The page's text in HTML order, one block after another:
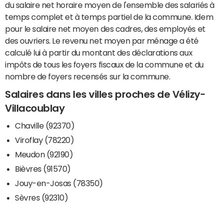
du salaire net horaire moyen de l'ensemble des salariés à
temps complet et à temps partiel de la commune. Idem
pour le salaire net moyen des cadres, des employés et
des ouvriers. Le revenu net moyen par ménage a été
calculé lui à partir du montant des déclarations aux
impôts de tous les foyers fiscaux de la commune et du
nombre de foyers recensés sur la commune.
Salaires dans les villes proches de Vélizy-
Villacoublay
Chaville (92370)
Viroflay (78220)
Meudon (92190)
Bièvres (91570)
Jouy-en-Josas (78350)
Sèvres (92310)